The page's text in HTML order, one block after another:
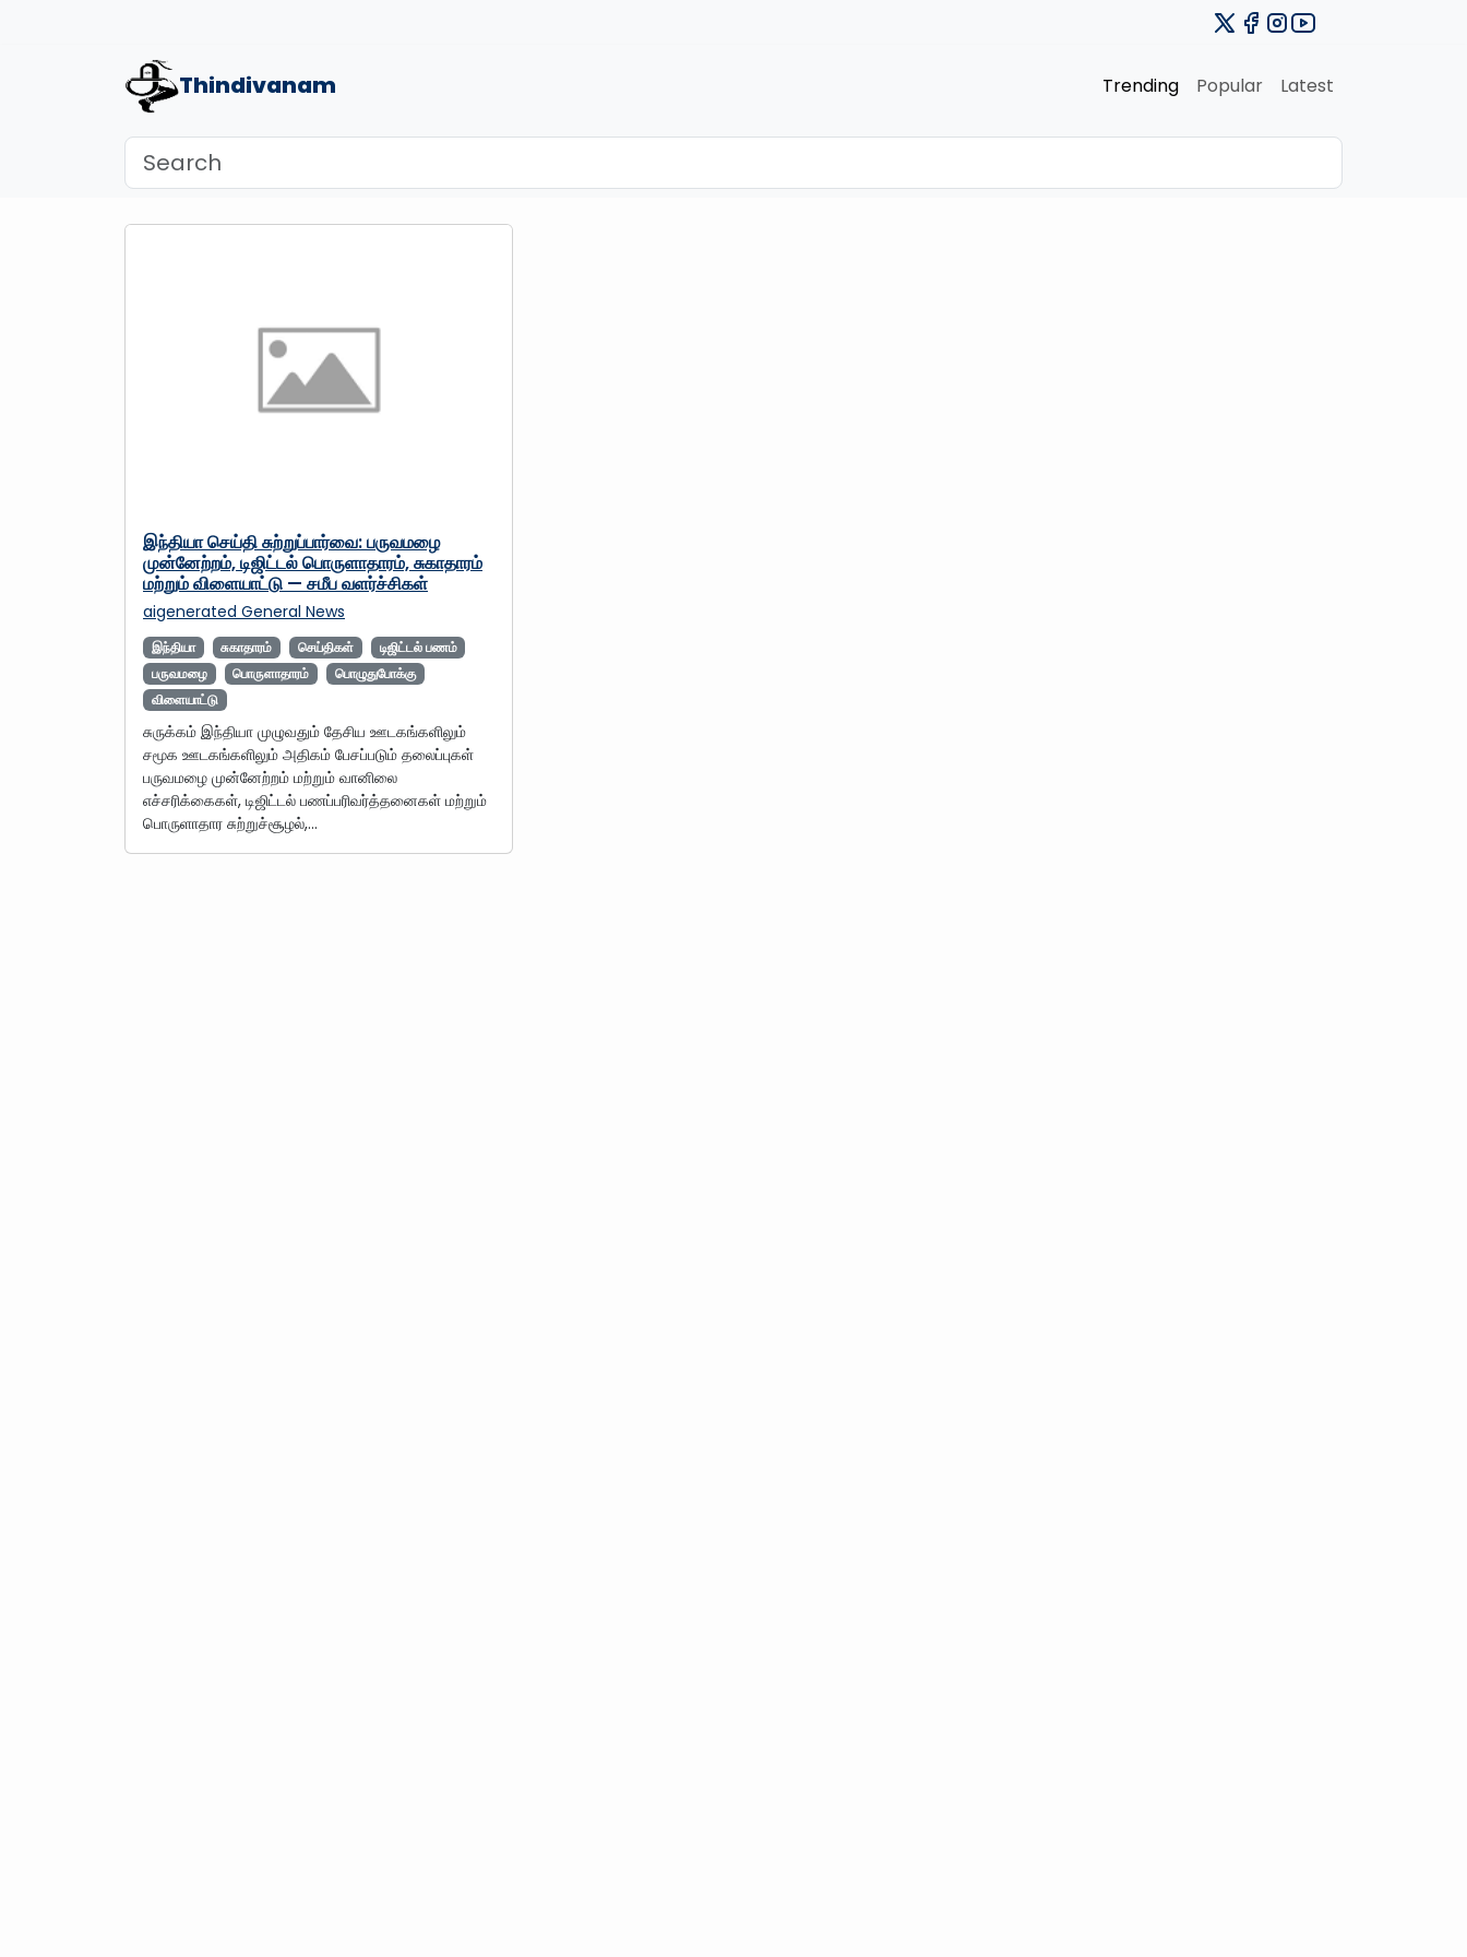
Thindivanam Trending Popular Latest
இந்தியா செய்தி சுற்றுப்பார்வை: பருவமழை
முன்னேற்றம், டிஜிட்டல் பொருளாதாரம், சுகாதாரம்
மற்றும் விளையாட்டு — சமீப வளர்ச்சிகள்
aigenerated General News
இந்தியா சுகாதாரம் செய்திகள்
டிஜிட்டல் பணம்
பருவமழை
பொருளாதாரம்
பொழுதுபோக்கு
விளையாட்டு
சுருக்கம் இந்தியா முழுவதும் தேசிய ஊடகங்களிலும்
சமூக ஊடகங்களிலும் அதிகம் பேசப்படும் தலைப்புகள்
பருவமழை முன்னேற்றம் மற்றும் வானிலை
எச்சரிக்கைகள், டிஜிட்டல் பணப்பரிவர்த்தனைகள் மற்றும்
பொருளாதார சுற்றுச்சூழல்,…